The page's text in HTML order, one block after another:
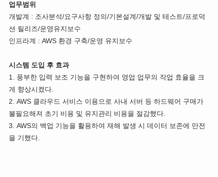
업무범위
개발계 : 조사분석/요구사항 정의/기본설계/개발 및 테스트/프로덕
션 릴리즈/운영유지보수
인프라계 : AWS 환경 구축/운영 유지보수
시스템 도입 후 효과
1. 풍부한 입력 보조 기능을 구현하여 영업 업무의 작업 효율을 크
게 향상시켰다.
2. AWS 클라우드 서비스 이용으로 사내 서버 등 하드웨어 구매가
불필요해져 초기 비용 및 유지관리 비용을 절감했다.
3. AWS의 백업 기능을 활용하여 재해 발생 시 데이터 보존에 만전
을 기했다.